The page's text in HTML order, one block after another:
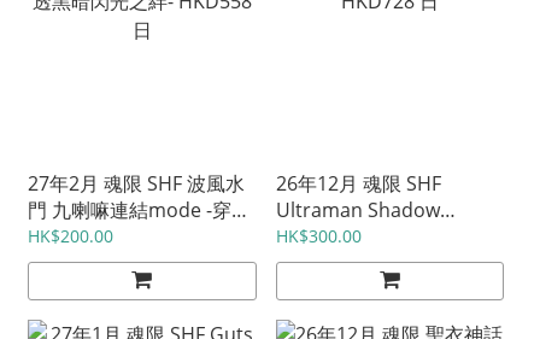
27年2月 魂限 SHF 波風水
門 九喇嘛連結mode -穿透
黑暗閃光之絆- HKD558 日
HK$200.00
26年12月 魂限 SHF
Ultraman Shadow
HKD728 日
HK$300.00